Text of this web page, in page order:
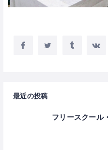
最近の投稿
フリースクー